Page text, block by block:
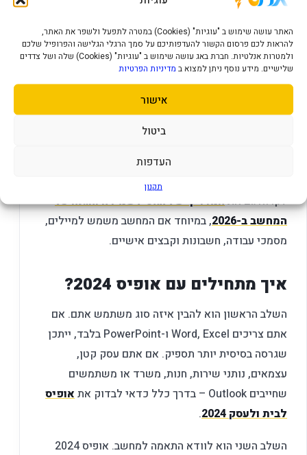
האתר עושה שימוש ב "עוגיות" (Cookies) במטרה לתפעל ולשפר את האתר,
להראות לכם פרסום הקשור להעדפותיכם על סמך הרגלי הגלישה והפרופיל שלכם
ולמטרות אנלטיות. חברת באג עושה שימוש ב "עוגיות" (Cookies) שלה ושל צדדים
שלישיים. מידע נוסף ניתן למצוא ב מדיניות הפרטיות
אישור
ביטול
העדפות
תקנון
ממיילים חשודים, לבדוק את כתובת השולח ולא רק את
השם המוצג, ולהיזהר מדרישות דחופות או מאיימות.
לכן ההמלצה של Cfix ברורה:
לא מתקינים אופיס פרוץ,
לא לוחצים על קבצים חשודים, לא מפעילים מאקרו בלי
להבין, לא מבטלים הגנות רק כי “הקובץ לא נפתח”,
להרחבה בנושא הגנה יומיומית על המחשב, מומלץ
לקרוא גם את
המדריך של Cfix לשמירה והגנה על
המחשב ב-2026
, במיוחד אם המחשב משמש למיילים,
מסמכי עבודה, חשבונות וקבצים אישיים.
איך מתחילים עם אופיס 2024?
השלב הראשון הוא להבין איזה סוג משתמש אתם. אם
אתם צריכים Word, Excel ו-PowerPoint בלבד, ייתכן
שגרסה בסיסית יותר תספיק. אם אתם עסק קטן,
עצמאים, נותני שירות, חנות, משרד או משתמשים
שחייבים Outlook – בדרך כלל כדאי לבדוק את
אופיס
לבית ולעסק 2024
.
השלב השני הוא לוודא התאמה למחשב. אופיס 2024